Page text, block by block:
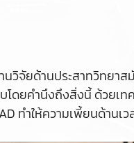
จัยด้านประสาทวิทยาส
คำนึงถึงสิ่งนี้ ด้วยเทค
ทำให้ความเพี้ยนด้านเ